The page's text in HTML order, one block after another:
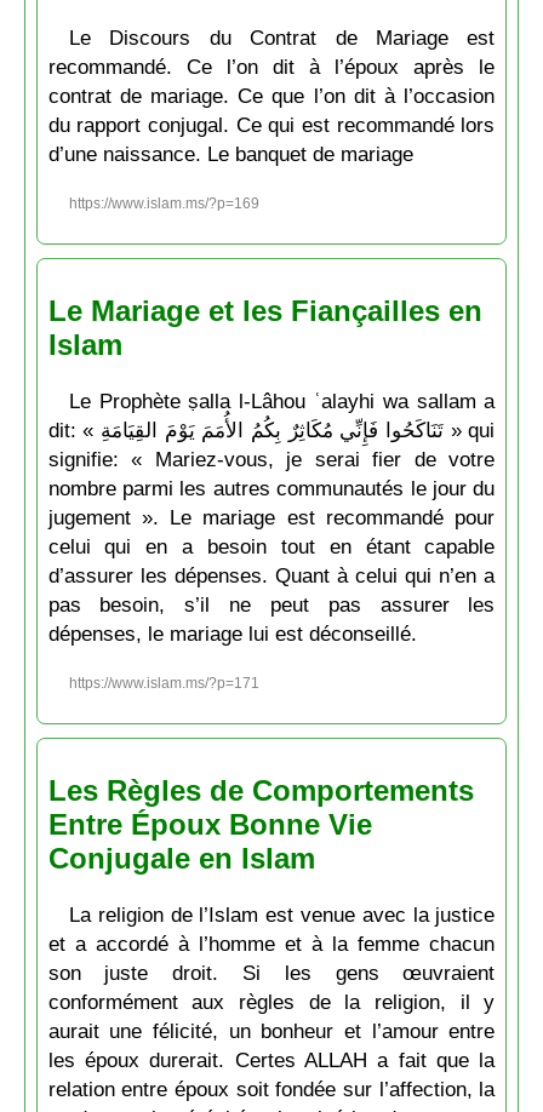
Le Discours du Contrat de Mariage est
recommandé. Ce l’on dit à l’époux après le
contrat de mariage. Ce que l’on dit à l’occasion
du rapport conjugal. Ce qui est recommandé lors
d’une naissance. Le banquet de mariage
https://www.islam.ms/?p=169
Le Mariage et les Fiançailles en
Islam
Le Prophète ṣalla l-Lâhou ʿalayhi wa sallam a
dit: « تَنَاكَحُوا فَإِنِّي مُكَاثِرٌ بِكُمُ الأُمَمَ يَوْمَ القِيَامَةِ » qui
signifie: « Mariez-vous, je serai fier de votre
nombre parmi les autres communautés le jour du
jugement ». Le mariage est recommandé pour
celui qui en a besoin tout en étant capable
d’assurer les dépenses. Quant à celui qui n’en a
pas besoin, s’il ne peut pas assurer les
dépenses, le mariage lui est déconseillé.
https://www.islam.ms/?p=171
Les Règles de Comportements
Entre Époux Bonne Vie
Conjugale en Islam
La religion de l’Islam est venue avec la justice
et a accordé à l’homme et à la femme chacun
son juste droit. Si les gens œuvraient
conformément aux règles de la religion, il y
aurait une félicité, un bonheur et l’amour entre
les époux durerait. Certes ALLAH a fait que la
relation entre époux soit fondée sur l’affection, la